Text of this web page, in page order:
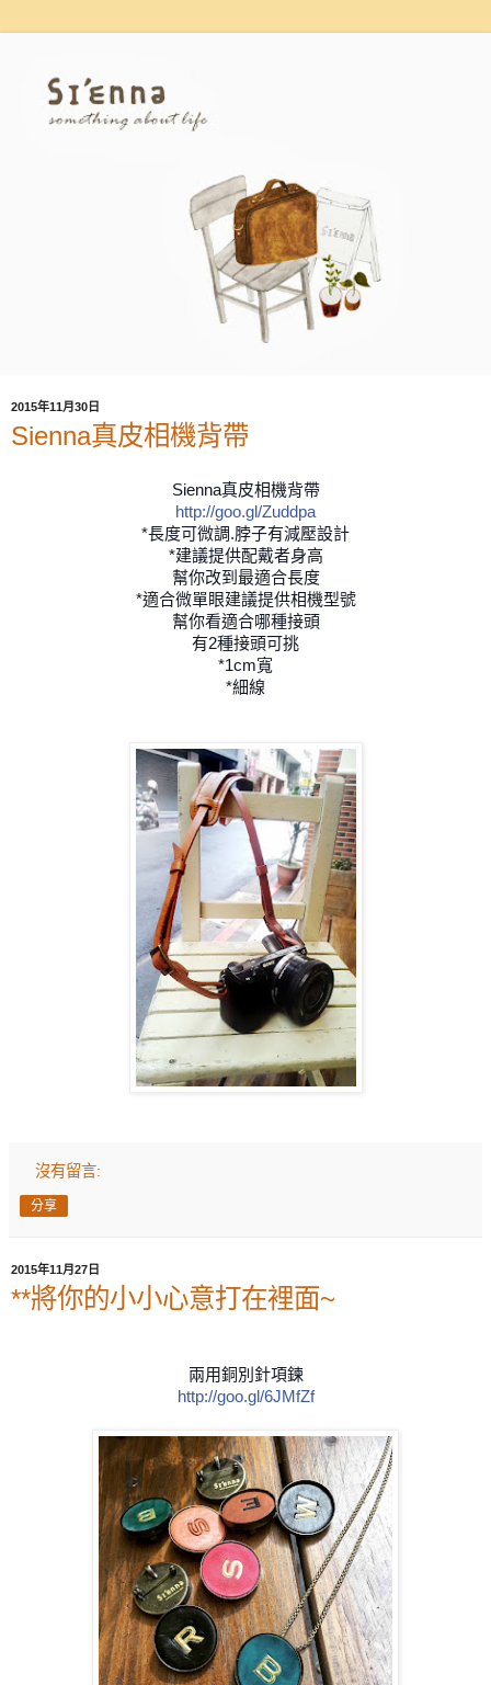
2015年11月30日
Sienna真皮相機背帶
Sienna真皮相機背帶
http://goo.gl/Zuddpa
*長度可微調.脖子有減壓設計
*建議提供配戴者身高
幫你改到最適合長度
*適合微單眼建議提供相機型號
幫你看適合哪種接頭
有2種接頭可挑
*1cm寬
*細線
沒有留言:
分享
2015年11月27日
**將你的小小心意打在裡面~
兩用銅別針項鍊
http://goo.gl/6JMfZf